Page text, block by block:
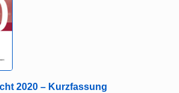
2020 – Kurzfassung